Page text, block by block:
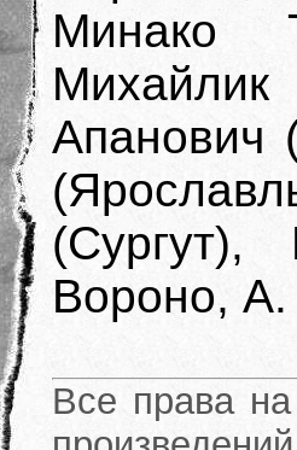
Минако
Апанович
Вороно, А.
Все права на